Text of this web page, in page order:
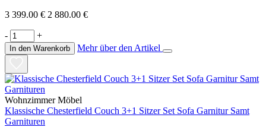
3 399.00 € 2 880.00 €
- +
In den Warenkorb Mehr über den Artikel
Wohnzimmer Möbel
Klassische Chesterfield Couch 3+1 Sitzer Set Sofa Garnitur Samt
Garnituren